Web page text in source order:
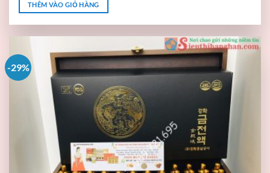
THÊM VÀO GIỎ HÀNG
-29%